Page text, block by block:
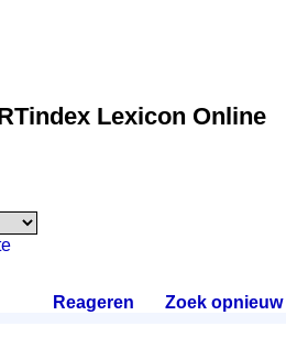
Lexicon Online
Reageren Zoek opnieuw.